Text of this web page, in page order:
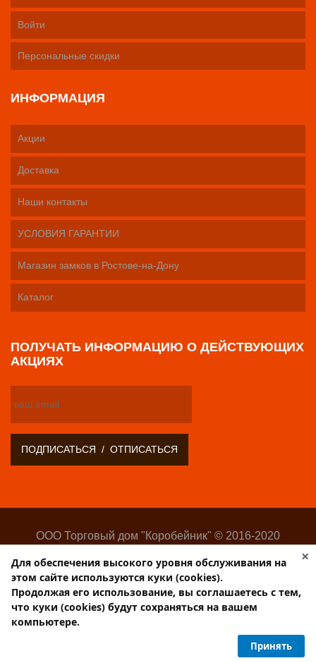
Войти
Персональные скидки
ИНФОРМАЦИЯ
Акции
Доставка
Наши контакты
УСЛОВИЯ ГАРАНТИИ
Магазин замков в Ростове-на-Дону
Каталог
ПОЛУЧАТЬ ИНФОРМАЦИЮ О ДЕЙСТВУЮЩИХ
АКЦИЯХ
ООО Торговый дом "Коробейник" © 2016-2020
изделий
Разработка:Web-студия Websilon
Поддержка сайта —ООО «Центр-Интернет»
Торговый дом КОРОБЕЙНИК
×
Для обеспечения высокого уровня обслуживания на
этом сайте используются куки (cookies).
Продолжая его использование, вы соглашаетесь с тем,
что куки (cookies) будут сохраняться на вашем
компьютере.
Принять